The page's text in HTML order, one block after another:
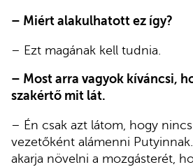
– Miért alakulhatott ez így?
– Ezt magának kell tudnia.
– Most arra vagyok kíváncsi,
szakértő mit lát.
– Én csak azt látom, hogy
vezetőként alámenni
akarja növelni a mozgásterét,